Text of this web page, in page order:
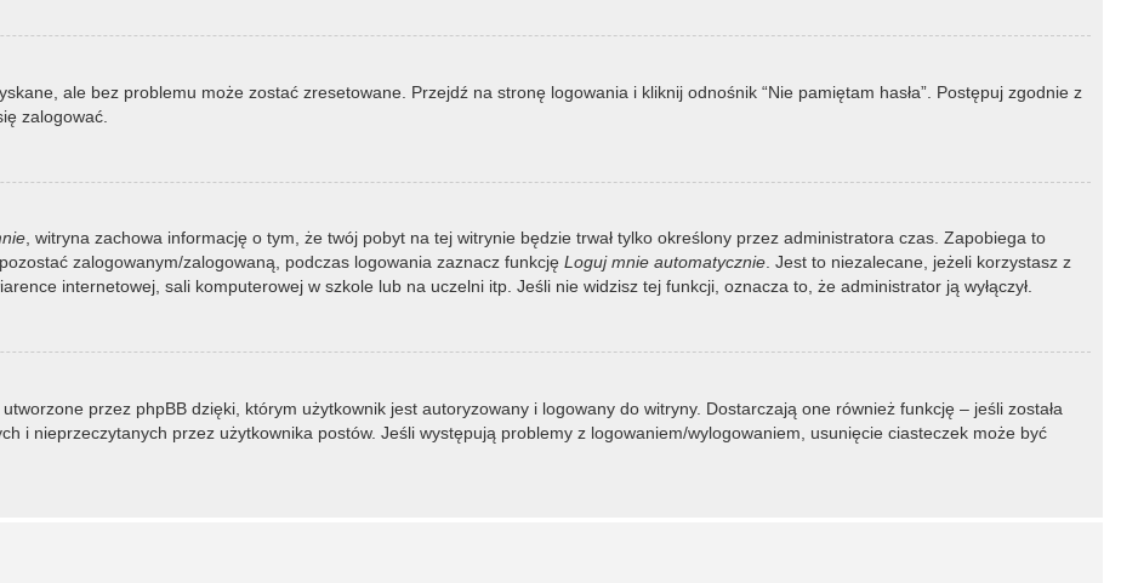
ale bez problemu może zostać zresetowane. Przejdź na stronę logowania i kliknij odnośnik “Nie pamiętam hasła”. Postępuj zgodnie z
zalogować.
, witryna zachowa informację o tym, że twój pobyt na tej witrynie będzie trwał tylko określony przez administratora czas. Zapobiega to
zalogowanym/zalogowaną, podczas logowania zaznacz funkcję Loguj mnie automatycznie. Jest to niezalecane, jeżeli korzystasz z
internetowej, sali komputerowej w szkole lub na uczelni itp. Jeśli nie widzisz tej funkcji, oznacza to, że administrator ją wyłączył.
przez phpBB dzięki, którym użytkownik jest autoryzowany i logowany do witryny. Dostarczają one również funkcję – jeśli została
i nieprzeczytanych przez użytkownika postów. Jeśli występują problemy z logowaniem/wylogowaniem, usunięcie ciasteczek może być